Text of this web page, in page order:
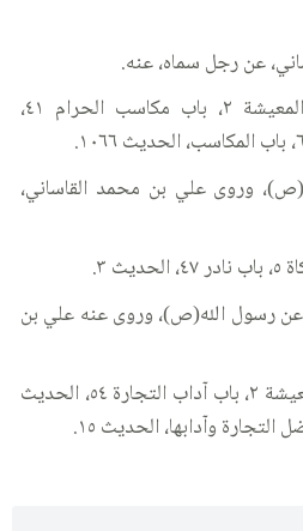
عن رجل سماه، عنه.
الكافي: الجزء ٥، كتاب المعيشة ٢، باب مكاسب الحرام ٤١،
وروى علي بن محمد القاساني،
رسول الله(ص)، وروى عنه علي بن
الكافي: الجزء ٥، كتاب المعيشة ٢، باب آداب التجارة ٥٤، الحديث